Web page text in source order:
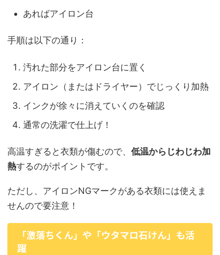
あればアイロン台
手順は以下の通り：
汚れた部分をアイロン台に置く
アイロン（またはドライヤー）でじっくり加熱
インクが徐々に消えていくのを確認
通常の洗濯で仕上げ！
高温すぎると衣類が傷むので、 低温からじわじわ加
熱するのがポイントです。
ただし、アイロンNGマークがある衣類には使えま
せんので要注意！
「激落ちくん」や「ウタマロ石けん」も活
躍